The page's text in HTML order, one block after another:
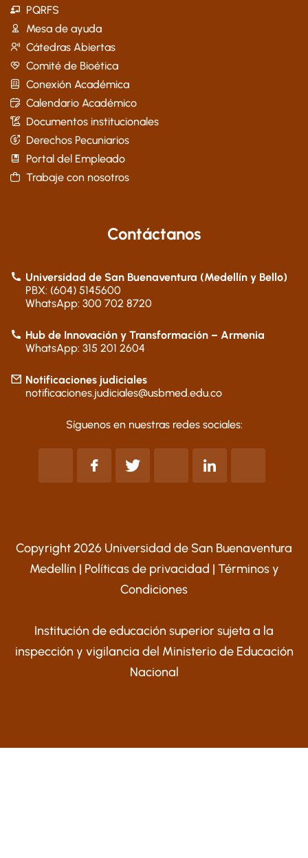
PQRFS
Mesa de ayuda
Cátedras Abiertas
Comité de Bioética
Conexión Académica
Calendario Académico
Documentos institucionales
Derechos Pecuniarios
Portal del Empleado
Trabaje con nosotros
Contáctanos
Universidad de San Buenaventura (Medellín y Bello)
PBX: (604) 5145600
WhatsApp: 300 702 8720
Hub de Innovación y Transformación – Armenia
WhatsApp: 315 201 2604
Notificaciones judiciales
notificaciones.judiciales@usbmed.edu.co
Síguenos en nuestras redes sociales:
Copyright 2026 Universidad de San Buenaventura
Medellín | Políticas de privacidad | Términos y
Condiciones
Institución de educación superior sujeta a la
inspección y vigilancia del Ministerio de Educación
Nacional